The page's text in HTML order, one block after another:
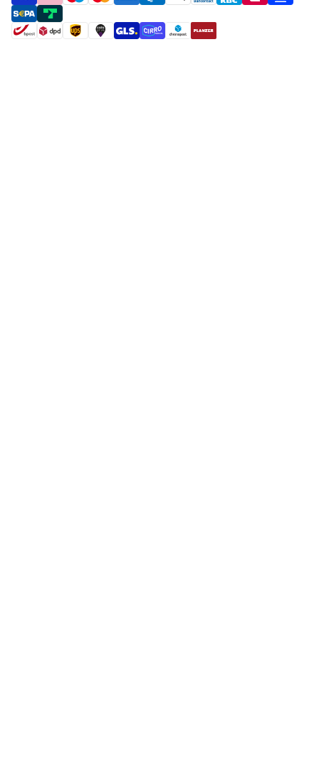
payment methods
shipment methods